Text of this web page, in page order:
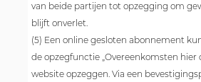
van beide partijen tot opzegging om
blijft onverlet.
(5) Een online gesloten abonnement
de opzegfunctie „Overeenkomsten hier
website opzeggen. Via een